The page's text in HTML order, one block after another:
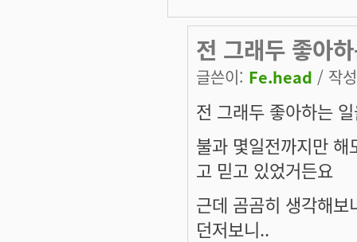
전 그래두 좋아
글쓴이: Fe.head / 작
전 그래두 좋아하는
불과 몇일전까지만
고 믿고 있었거든요
근데 곰곰히 생각해
던저보니..